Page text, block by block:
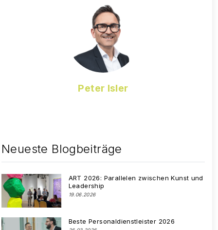
Peter Isler
Neueste Blogbeiträge
ART 2026: Parallelen zwischen Kunst und
Leadership
19.06.2026
Beste Personaldienstleister 2026